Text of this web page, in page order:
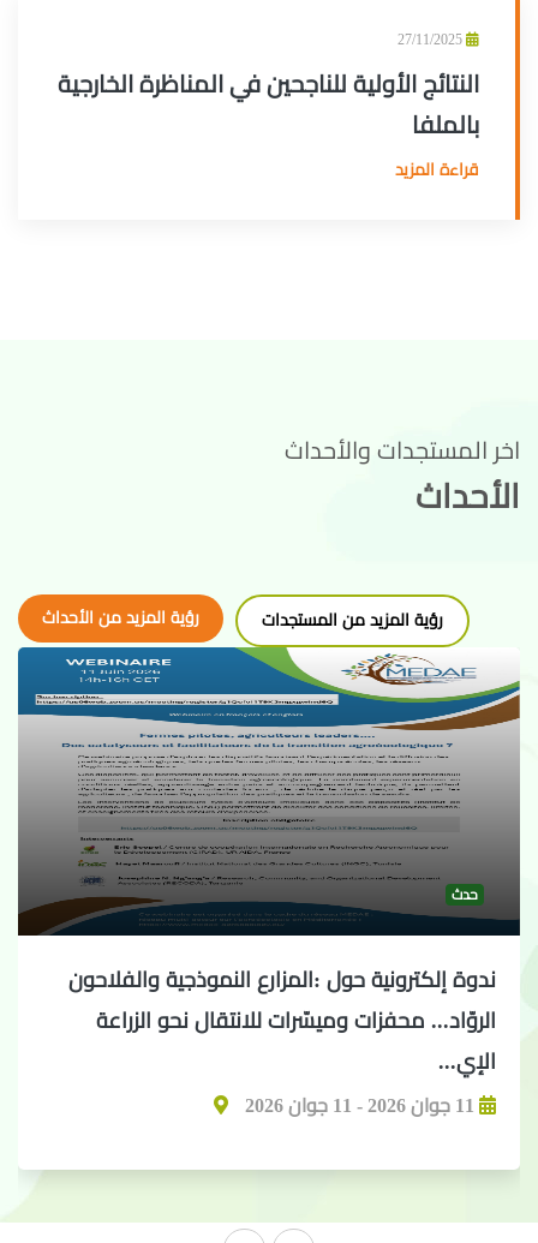
النتائج الأولية للناجحين في المناظرة الخارجية
بالملفا
قراءة المزيد
اخر المستجدات والأحداث
الأحداث
رؤية المزيد من الأحداث رؤية المزيد من المستجدات
حدث
ندوة إلكترونية حول :المزارع النموذجية والفلاحون
الروّاد... محفزات وميسّرات للانتقال نحو الزراعة
الإي...